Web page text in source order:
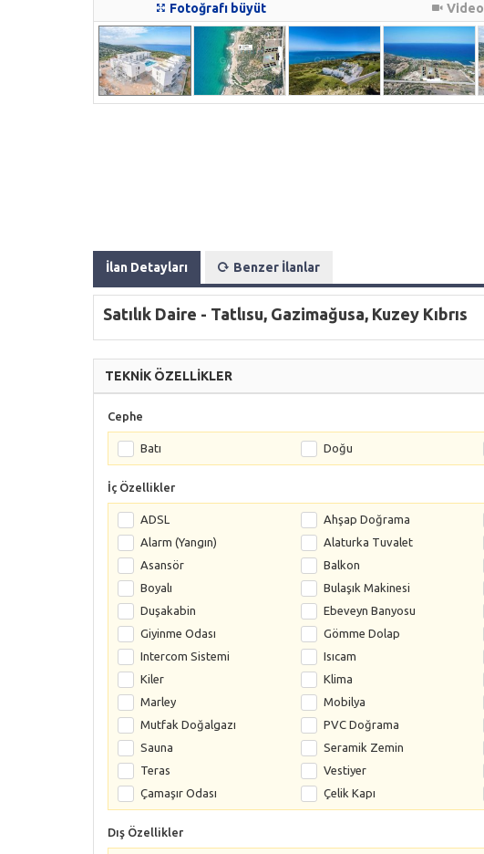
Fotoğrafı büyüt Video
İlan Detayları Benzer İlanlar
Satılık Daire - Tatlısu, Gazimağusa, Kuzey Kıbrıs
TEKNİK ÖZELLİKLER
Cephe
Batı Doğu
İç Özellikler
ADSL Ahşap Doğrama
Alarm (Yangın)
Alaturka Tuvalet
Asansör
Balkon
Boyalı
Bulaşık Makinesi
Duşakabin
Ebeveyn Banyosu
Giyinme Odası
Gömme Dolap
Intercom Sistemi
Isıcam
Kiler
Klima
Marley
Mobilya
Mutfak Doğalgazı
PVC Doğrama
Sauna
Seramik Zemin
Teras
Vestiyer
Çamaşır Odası
Çelik Kapı
Dış Özellikler